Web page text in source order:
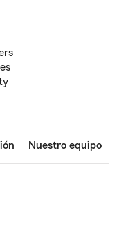
Nuestro equipo